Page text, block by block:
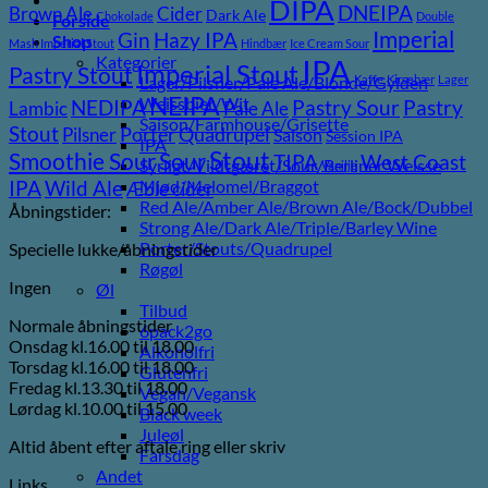
Forside
Shop
Kategorier
Lager/Pilsner/Pale Ale/Blonde/Gylden
Weissbier/Wit
Saison/Farmhouse/Grisette
IPA
Syrligt/Vildtgæret/Sour/Berliner Weisse
Mjød/Melomel/Braggot
Red Ale/Amber Ale/Brown Ale/Bock/Dubbel
Strong Ale/Dark Ale/Triple/Barley Wine
Porter/Stouts/Quadrupel
Røgøl
Øl
Tilbud
6pack2go
Alkoholfri
Glutenfri
Vegan/Vegansk
Black week
Juleøl
Farsdag
Andet
Brown Ale Chokolade Cider Dark Ale DIPA DNEIPA Double
Mash Imperial Stout Gin Hazy IPA Hindbær Ice Cream Sour Imperial
Pastry StoutImperial StoutIPA Kaffe Kirsebær Lager
LambicNEDIPANEIPAPale Ale Pastry Sour Pastry
StoutPilsnerPorterQuadrupelSaisonSession IPA
Smoothie SourSourStoutTIPA Vanilje West Coast
IPAWild AleÆble cider
Åbningstider:
Specielle lukke/åbningstider
Ingen
Normale åbningstider
Onsdag kl.16.00 til 18.00
Torsdag kl.16.00 til 18.00
Fredag kl.13.30 til 18.00
Lørdag kl.10.00 til 15.00
Altid åbent efter aftale ring eller skriv